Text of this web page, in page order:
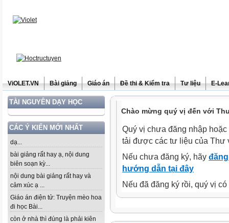
ViOLET.VN Bài giảng Giáo án Đề thi & Kiểm tra Tư liệu E-
TÀI NGUYÊN DẠY HỌC
CÁC Ý KIẾN MỚI NHẤT
dạ...
bài giảng rất hay ạ, nội dung
biên soạn kỳ...
nội dung bài giảng rất hay và
cảm xúc ạ ...
Giáo án điện tử: Truyện mèo hoa
đi học Bài...
còn ở nhà thì đúng là phải kiên
Chào mừng quý vị đến với
Quý vị chưa đăng nhập
tải được các tư liệu của Thư
Nếu chưa đăng ký, hãy
hướng dẫn tại đây
Nếu đã đăng ký rồi, quý vị